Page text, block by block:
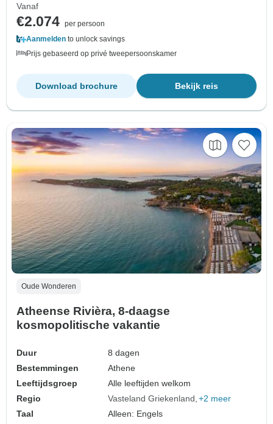
Vanaf
€2.074 per persoon
Aanmelden to unlock savings
Prijs gebaseerd op privé tweepersoonskamer
Bekijk reis
Download brochure
Oude Wonderen
Atheense Rivièra, 8-daagse
kosmopolitische vakantie
Duur
8 dagen
Bestemmingen
Athene
Leeftijdsgroep
Alle leeftijden welkom
Regio
Vasteland Griekenland +2 meer
Taal
Alleen: Engels